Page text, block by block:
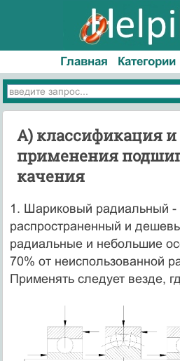
Главная Категории
А) классификация и
применения
качения
1. Шариковый радиальный
распространенный и
радиальные и небольшие
70% от неиспользованной
Применять следует везде,